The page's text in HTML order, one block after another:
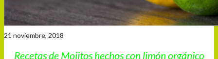
21 noviembre, 2018
Recetas de Mojitos hechos con limón orgánico